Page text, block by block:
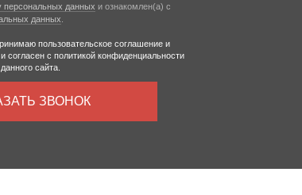
персональных данных и ознакомлен(а) с
данных
пользовательское соглашение и
согласен с политикой конфиденциальности
данного сайта.
ЗВОНОК